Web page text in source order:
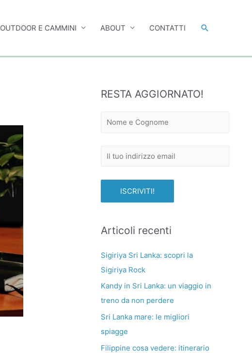
OUTDOOR E CAMMINI ABOUT CONTATTI
RESTA AGGIORNATO!
Articoli recenti
Sigiriya Sri Lanka: scopri la
Sigiriya Rock
Kandy in Sri Lanka: un viaggio in
treno da non perdere
Sri Lanka mare: le migliori
spiagge
Filippine cosa vedere: itinerario